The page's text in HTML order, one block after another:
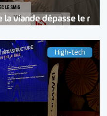
la viande dépasse le r
High-tech